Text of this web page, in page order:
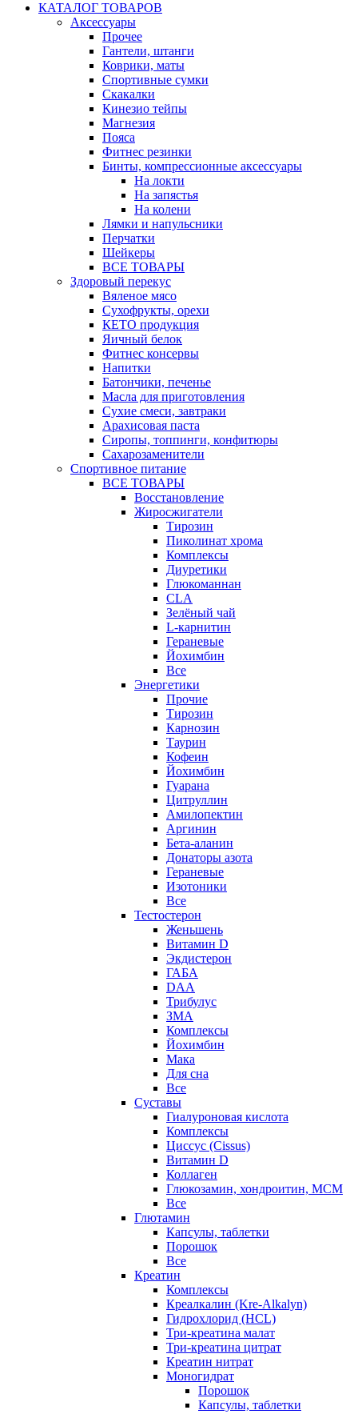
КАТАЛОГ ТОВАРОВ
Аксессуары
Прочее
Гантели, штанги
Коврики, маты
Спортивные сумки
Скакалки
Кинезио тейпы
Магнезия
Пояса
Фитнес резинки
Бинты, компрессионные аксессуары
На локти
На запястья
На колени
Лямки и напульсники
Перчатки
Шейкеры
ВСЕ ТОВАРЫ
Здоровый перекус
Вяленое мясо
Сухофрукты, орехи
КЕТО продукция
Яичный белок
Фитнес консервы
Напитки
Батончики, печенье
Масла для приготовления
Сухие смеси, завтраки
Арахисовая паста
Сиропы, топпинги, конфитюры
Сахарозаменители
Спортивное питание
ВСЕ ТОВАРЫ
Восстановление
Жиросжигатели
Тирозин
Пиколинат хрома
Комплексы
Диуретики
Глюкоманнан
CLA
Зелёный чай
L-карнитин
Гераневые
Йохимбин
Все
Энергетики
Прочие
Тирозин
Карнозин
Таурин
Кофеин
Йохимбин
Гуарана
Цитруллин
Амилопектин
Аргинин
Бета-аланин
Донаторы азота
Гераневые
Изотоники
Все
Тестостерон
Женьшень
Витамин D
Экдистерон
ГАБА
DAA
Трибулус
ЗМА
Комплексы
Йохимбин
Мака
Для сна
Все
Суставы
Гиалуроновая кислота
Комплексы
Циссус (Cissus)
Витамин D
Коллаген
Глюкозамин, хондроитин, МСМ
Все
Глютамин
Капсулы, таблетки
Порошок
Все
Креатин
Комплексы
Креалкалин (Kre-Alkalyn)
Гидрохлорид (HCL)
Три-креатина малат
Три-креатина цитрат
Креатин нитрат
Моногидрат
Порошок
Капсулы, таблетки